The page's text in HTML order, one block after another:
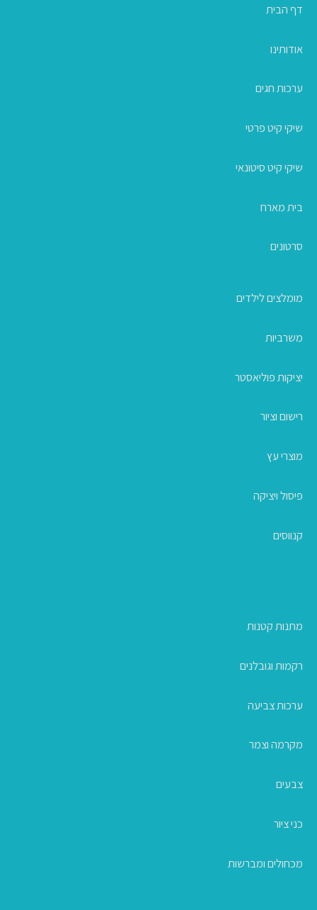
דף הבית
אודותינו
ערכות חגים
שיקי קיט פרטי
שיקי קיט סיטונאי
בית מארח
סרטונים
מומלצים לילדים
משרביות
יציקות פוליאסטר
רישום וציור
מוצרי עץ
פיסול ויציקה
קנווסים
מתנות קטנות
רקמות וגובלנים
ערכות צביעה
מקרמה וצמר
צבעים
כני ציור
מכחולים ומברשות